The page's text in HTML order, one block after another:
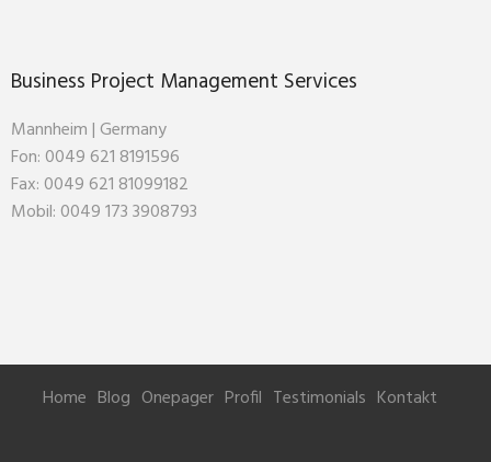
Business Project Management Services
Mannheim | Germany
Fon: 0049 621 8191596
Fax: 0049 621 81099182
Mobil: 0049 173 3908793
Home Blog Onepager Profil Testimonials Kontakt